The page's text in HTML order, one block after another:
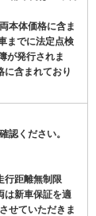
本体価格に含ま
までに法定点検
が発行されま
含まれており
認ください。
行距離無制限
は新車保証を適
せていただきま